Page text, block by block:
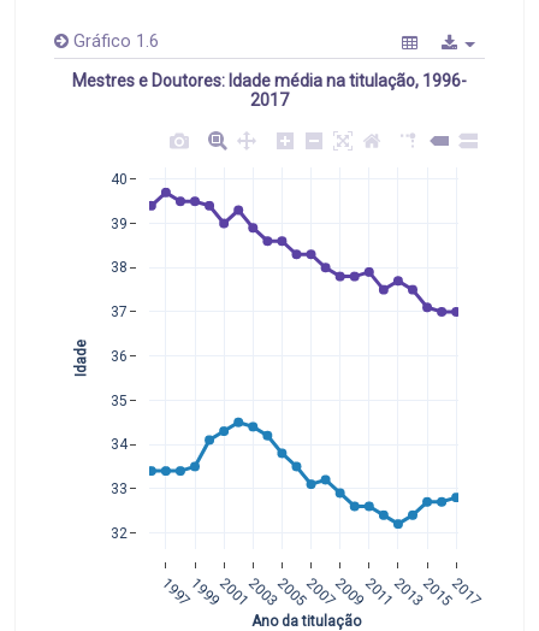
Gráfico 1.6
Mestres e Doutores: Idade média na titulação, 1996-
2017
19971999200120032005200720092011201320152017
32
33
34
35
36
37
38
39
40
Ano da titulação
Idade